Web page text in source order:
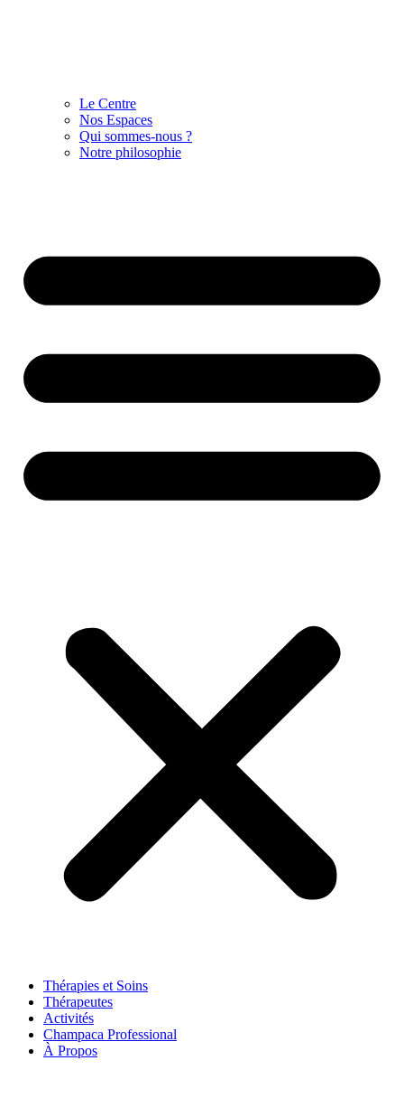
Le Centre
Nos Espaces
Qui sommes-nous ?
Notre philosophie
Thérapies et Soins
Thérapeutes
Activités
Champaca Professional
À Propos